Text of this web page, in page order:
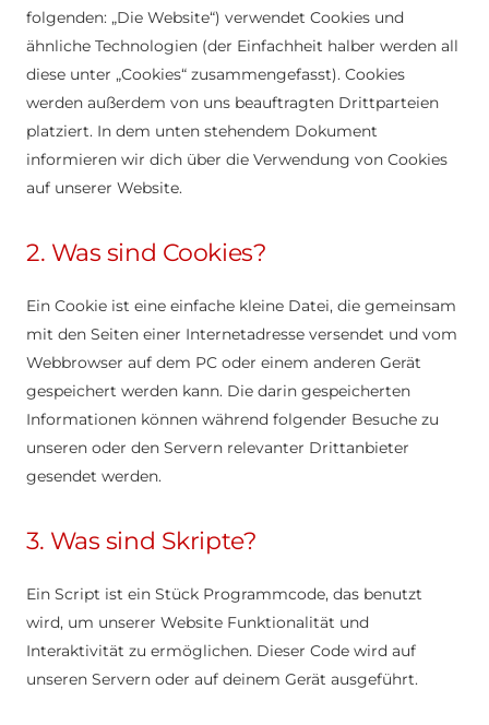
folgenden: „Die Website“) verwendet Cookies und
ähnliche Technologien (der Einfachheit halber werden all
diese unter „Cookies“ zusammengefasst). Cookies
werden außerdem von uns beauftragten Drittparteien
platziert. In dem unten stehendem Dokument
informieren wir dich über die Verwendung von Cookies
auf unserer Website.
2. Was sind Cookies?
Ein Cookie ist eine einfache kleine Datei, die gemeinsam
mit den Seiten einer Internetadresse versendet und vom
Webbrowser auf dem PC oder einem anderen Gerät
gespeichert werden kann. Die darin gespeicherten
Informationen können während folgender Besuche zu
unseren oder den Servern relevanter Drittanbieter
gesendet werden.
3. Was sind Skripte?
Ein Script ist ein Stück Programmcode, das benutzt
wird, um unserer Website Funktionalität und
Interaktivität zu ermöglichen. Dieser Code wird auf
unseren Servern oder auf deinem Gerät ausgeführt.